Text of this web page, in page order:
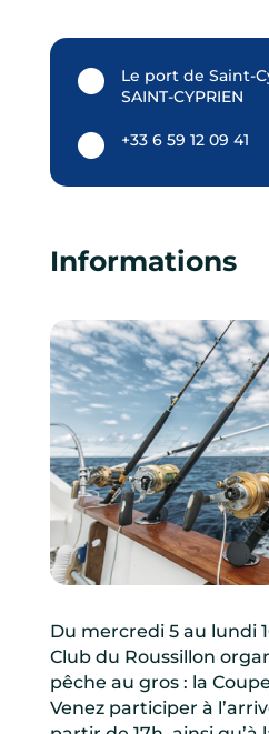
Le port de Saint-
SAINT-CYPRIEN
+33 6 59 12 09 41
Informations
Du mercredi 5 au lundi
Club du Roussillon
pêche au gros : la
Venez participer à